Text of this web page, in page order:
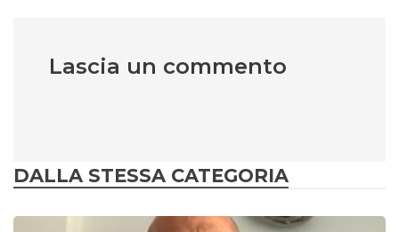
Lascia un commento
DALLA STESSA CATEGORIA